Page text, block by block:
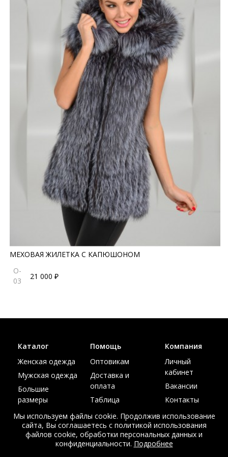
МЕХОВАЯ ЖИЛЕТКА С КАПЮШОНОМ
O-
03
21 000 ₽
Каталог
Женская одежда
Мужская одежда
Большие
размеры
Акции
Помощь
Оптовикам
Доставка и
оплата
Таблица
Компания
Личный
кабинет
Вакансии
Контакты
Мы используем файлы cookie. Продолжив использование
сайта, Вы соглашаетесь с политикой использования
файлов cookie, обработки персональных данных и
конфиденциальности. Подробнее